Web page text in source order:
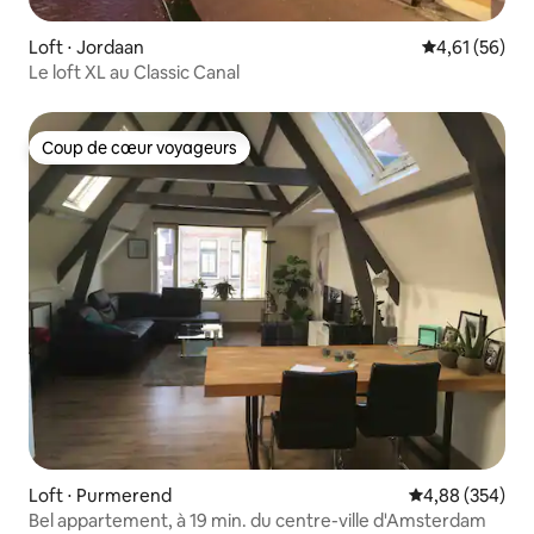
Loft ⋅ Jordaan Évaluation
4,61 (56)
Le loft XL au Classic Canal
Coup de cœur voyageurs
Coup de cœur voyageurs
Loft ⋅ Purmerend Évaluation
4,88 (354)
Bel appartement, à 19 min. du centre-ville d'Amsterdam